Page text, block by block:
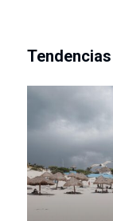
Tendencias